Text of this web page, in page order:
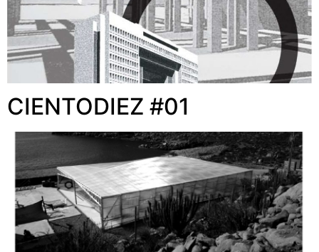
CIENTODIEZ #01